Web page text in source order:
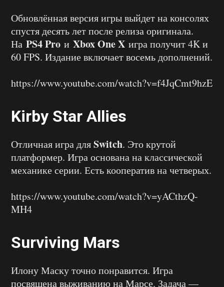
Обновлённая версия игры выйдет на консолях
спустя десять лет после релиза оригинала.
На PS4 Pro и Xbox One X игра получит 4K и
60 FPS. Издание включает восемь дополнений.
https://www.youtube.com/watch?v=f4JqCmt9hzE
Kirby Star Allies
Отличная игра дляSwitch. Это крутой
платформер. Игра основана на классической
механике серии. Есть кооператив на четверых.
https://www.youtube.com/watch?v=yACthzQ-
MH4
Surviving Mars
Илону Маску точно понравится. Игра
посвящена выживанию на Марсе. Задача —